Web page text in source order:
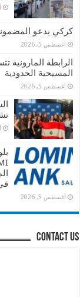
كركي يدعو
أغسطس 5, 2026
الرابطة المارونية
المسيحية الحدودية
أغسطس 5, 2026
في
أغسطس 5, 2026
contact us